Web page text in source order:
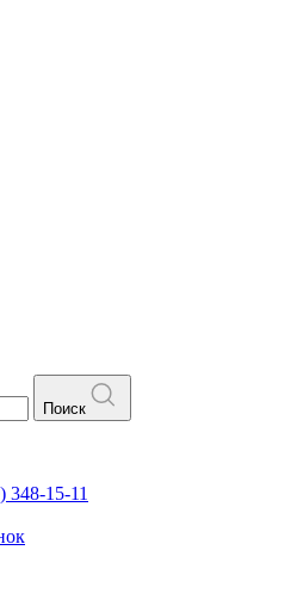
Поиск
348-15-11